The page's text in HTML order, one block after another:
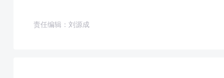
责任编辑：刘源成